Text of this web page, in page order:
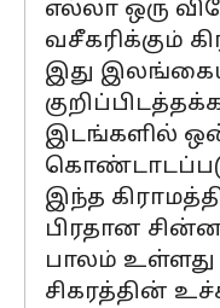
எல்லா ஒரு
வசீகரிக்கும்
இது
இடங்களில்
இந்த
பிரதான
பாலம் உள்ளது
சிகரத்தின்